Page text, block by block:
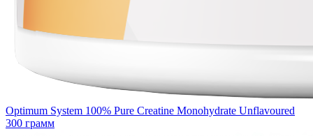
Optimum System 100% Pure Creatine Monohydrate Unflavoured
300 грамм